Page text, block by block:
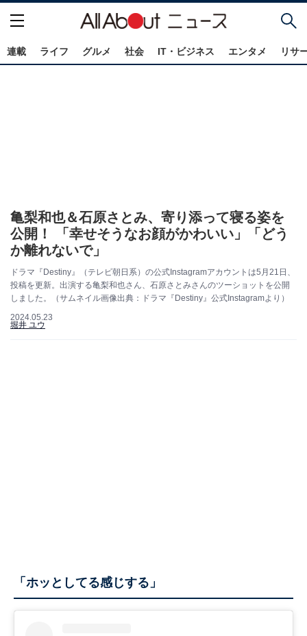
連載 ライフ グルメ 社会 IT・ビジネス エンタメ リサ
亀梨和也＆石原さとみ、寄り添って寝る姿を
公開！ 「幸せそうなお顔がかわいい」「どう
か離れないで」
ドラマ『Destiny』（テレビ朝日系）の公式Instagramアカウントは5月21日、
投稿を更新。出演する亀梨和也さん、石原さとみさんのツーショットを公開
しました。（サムネイル画像出典：ドラマ『Destiny』公式Instagramより）
2024.05.23
堀井 ユウ
「ホッとしてる感じする」